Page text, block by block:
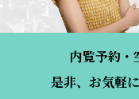
内覧予約・
是非、お気軽